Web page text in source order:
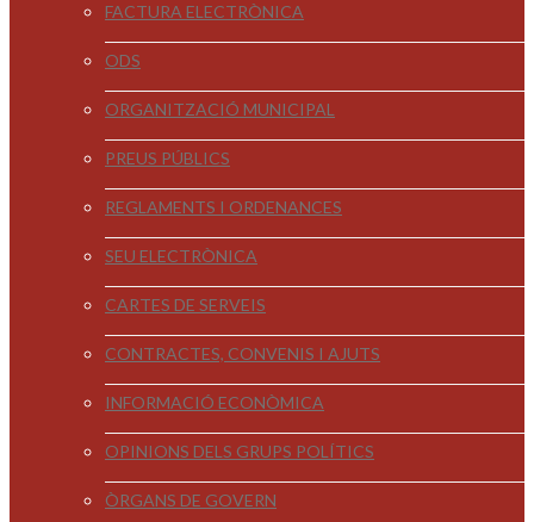
FACTURA ELECTRÒNICA
ODS
ORGANITZACIÓ MUNICIPAL
PREUS PÚBLICS
REGLAMENTS I ORDENANCES
SEU ELECTRÒNICA
CARTES DE SERVEIS
CONTRACTES, CONVENIS I AJUTS
INFORMACIÓ ECONÒMICA
OPINIONS DELS GRUPS POLÍTICS
ÒRGANS DE GOVERN